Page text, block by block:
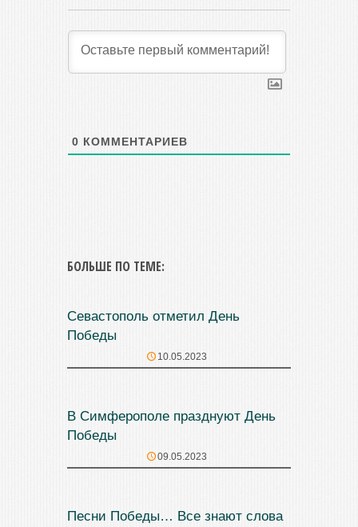
0 КОММЕНТАРИЕВ
БОЛЬШЕ ПО ТЕМЕ:
Севастополь отметил День
Победы
10.05.2023
В Симферополе празднуют День
Победы
09.05.2023
Песни Победы… Все знают слова